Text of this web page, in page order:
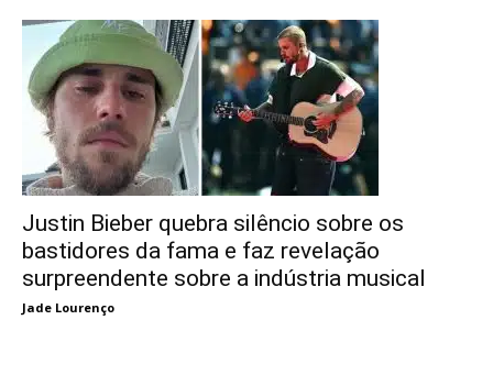
Justin Bieber quebra silêncio sobre os
bastidores da fama e faz revelação
surpreendente sobre a indústria musical
Jade Lourenço